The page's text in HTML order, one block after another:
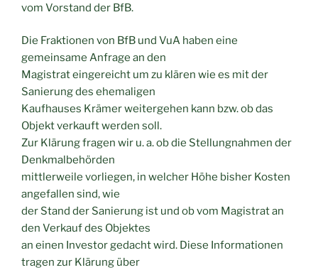
vom Vorstand der BfB.
Die Fraktionen von BfB und VuA haben eine
gemeinsame Anfrage an den
Magistrat eingereicht um zu klären wie es mit der
Sanierung des ehemaligen
Kaufhauses Krämer weitergehen kann bzw. ob das
Objekt verkauft werden soll.
Zur Klärung fragen wir u. a. ob die Stellungnahmen der
Denkmalbehörden
mittlerweile vorliegen, in welcher Höhe bisher Kosten
angefallen sind, wie
der Stand der Sanierung ist und ob vom Magistrat an
den Verkauf des Objektes
an einen Investor gedacht wird. Diese Informationen
tragen zur Klärung über